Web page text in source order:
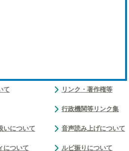
て
いについて
について
リンク・著作権等
行政機関等リンク集
音声読み上げについて
ルビ振りについて